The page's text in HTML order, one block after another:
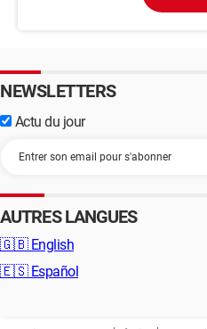
NEWSLETTERS
Actu du jour
AUTRES LANGUES
🇬🇧 English
🇪🇸 Español